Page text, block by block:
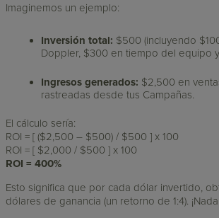
Imaginemos un ejemplo:
Inversión total: $500 (incluyendo
Doppler, $300 en tiempo del equipo
Ingresos generados: $2,500 en
rastreadas desde tus Campañas.
El cálculo sería:
ROI = [ ($2,500 – $500) / $500 ] x 100
ROI = [ $2,000 / $500 ] x 100
ROI = 400%
Esto significa que por cada dólar invertido,
dólares de ganancia (un retorno de 1:4).